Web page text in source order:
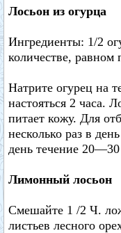
Лосьон из огурца
Ингредиенты: 1/2
количестве, равном
Натрите огурец на
настояться 2 часа.
питает кожу. Для
несколько раз в
день течение
Лимонный лосьон
Смешайте 1 /2 Ч.
листьев лесного